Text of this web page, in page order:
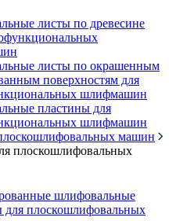
листы по древесине
листы по окрашенным
поверхностям для
шлифмашин
пластины для
шлифмашин
машин
плоскошлифовальных
шлифовальные
для плоскошлифовальных